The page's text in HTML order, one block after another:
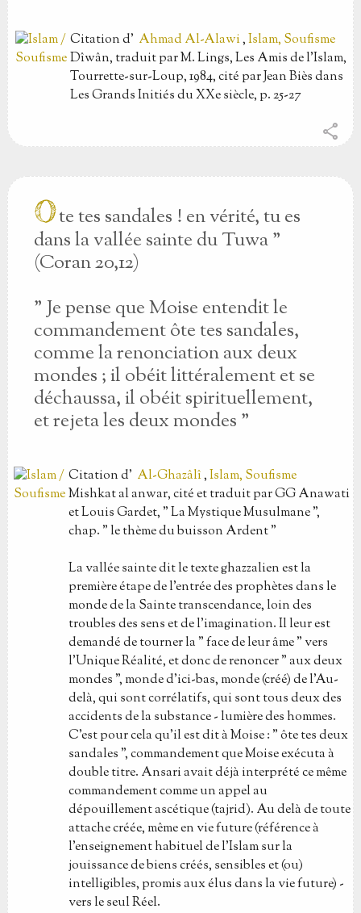
Citationd' Ahmad Al-Alawi,Islam, Soufisme
Dîwân, traduit par M. Lings, Les Amis de l'Islam,
Tourrette-sur-Loup, 1984, cité par Jean Biès dans
Les Grands Initiés du XXe siècle, p. 25-27
share
Ote tes sandales ! en vérité, tu es
dans la vallée sainte du Tuwa "
(Coran 20,12)
" Je pense que Moise entendit le
commandement ôte tes sandales,
comme la renonciation aux deux
mondes ; il obéit littéralement et se
déchaussa, il obéit spirituellement,
et rejeta les deux mondes "
Citationd' Al-Ghazâlî,Islam, Soufisme
Mishkat al anwar, cité et traduit par GG Anawati
et Louis Gardet, " La Mystique Musulmane ",
chap. " le thème du buisson Ardent "
La vallée sainte dit le texte ghazzalien est la
première étape de l'entrée des prophètes dans le
monde de la Sainte transcendance, loin des
troubles des sens et de l'imagination. Il leur est
demandé de tourner la " face de leur âme " vers
l'Unique Réalité, et donc de renoncer " aux deux
mondes ", monde d'ici-bas, monde (créé) de l'Au-
delà, qui sont corrélatifs, qui sont tous deux des
accidents de la substance - lumière des hommes.
C'est pour cela qu'il est dit à Moise : " ôte tes deux
sandales ", commandement que Moise exécuta à
double titre. Ansari avait déjà interprété ce même
commandement comme un appel au
dépouillement ascétique (tajrid). Au delà de toute
attache créée, même en vie future (référence à
l'enseignement habituel de l'Islam sur la
jouissance de biens créés, sensibles et (ou)
intelligibles, promis aux élus dans la vie future) -
vers le seul Réel.